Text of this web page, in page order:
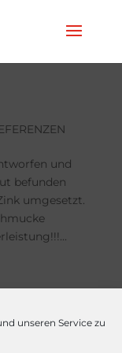
unseren Service zu
und
befunden
umgesetzt.